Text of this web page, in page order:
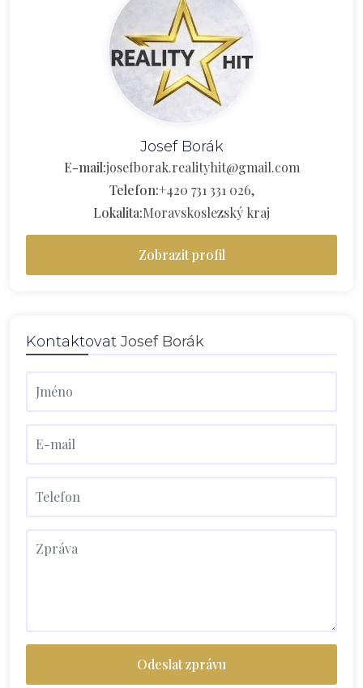
Josef Borák
E-mail:josefborak.realityhit@gmail.com
Telefon:+420 731 331 026,
Lokalita:Moravskoslezský kraj
Zobrazit profil
Kontaktovat Josef Borák
Odeslat zprávu